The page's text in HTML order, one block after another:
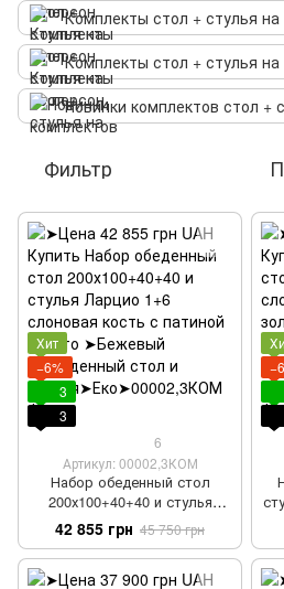
Комплекты стол + стулья на
Комплекты стол + стулья на
Новинки комплектов стол +
Фильтр
Хит
−6%
3
3
6
Артикул: 00002,3КОМ
Набор обеденный стол
200х100+40+40 и стулья
Ларцио 1+6 слоновая кость
с патиной золото
42 855 грн 45 750 грн